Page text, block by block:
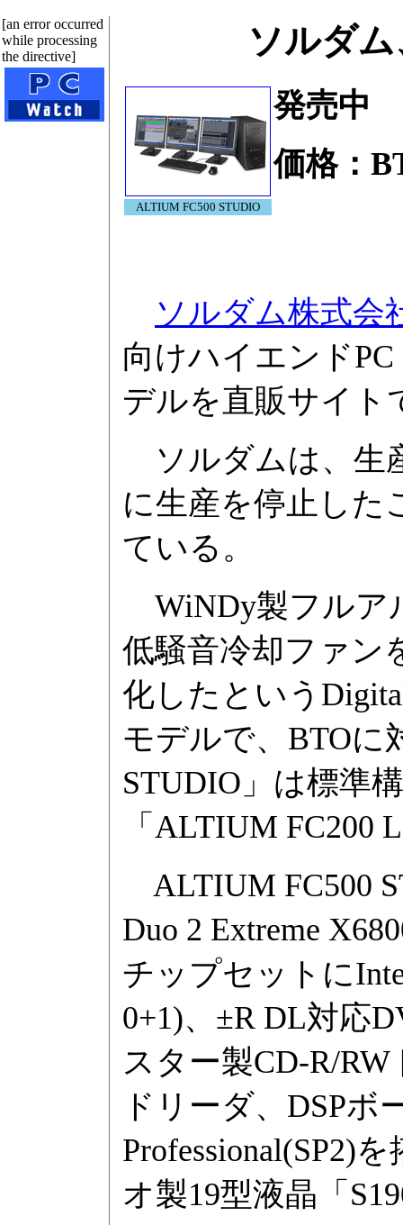
[an error occurred
while processing
the directive]
ソルダ
ALTIUM FC500 STUDIO
発売中
価格：
ソルダム株式会
向けハイエンド
デルを直販サイト
ソルダムは、生
に生産を停止した
ている。
WiNDy製フルア
低騒音冷却ファン
化したという
モデルで、BTOに
STUDIO」は標準
「ALTIUM FC200
ALTIUM FC500
Duo 2 Extreme
チップセットに
0+1)、±R DL対応
スター製CD-R/
ドリーダ、DSPボ
Professional(SP2)
オ製19型液晶「